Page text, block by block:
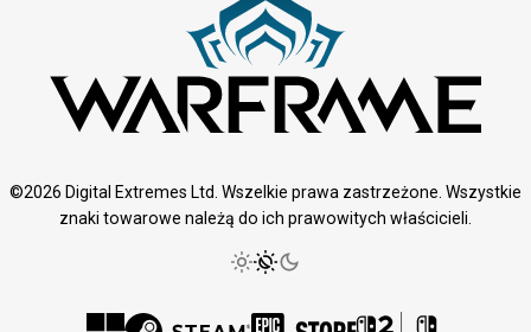
©2026 Digital Extremes Ltd. Wszelkie prawa zastrzeżone. Wszystkie
znaki towarowe należą do ich prawowitych właścicieli.